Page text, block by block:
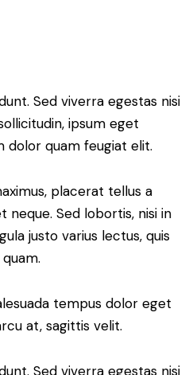
Sed viverra egestas nisi
ipsum eget
dolor quam feugiat elit.
placerat tellus a
neque. Sed lobortis, nisi in
justo varius lectus, quis
tempus dolor eget
at, sagittis velit.
Sed viverra egestas nisi